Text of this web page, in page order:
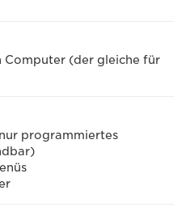
Computer (der gleiche für
programmiertes